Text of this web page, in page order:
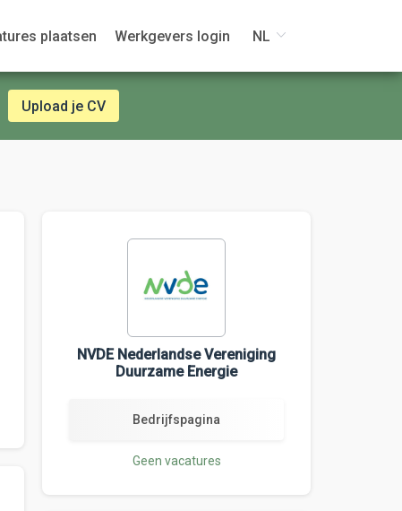
plaatsen Werkgevers login NL
Upload je CV
NVDE Nederlandse Vereniging
Duurzame Energie
Bedrijfspagina
Geen vacatures